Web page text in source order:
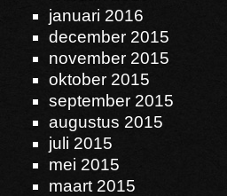
januari 2016
december 2015
november 2015
oktober 2015
september 2015
augustus 2015
juli 2015
mei 2015
maart 2015